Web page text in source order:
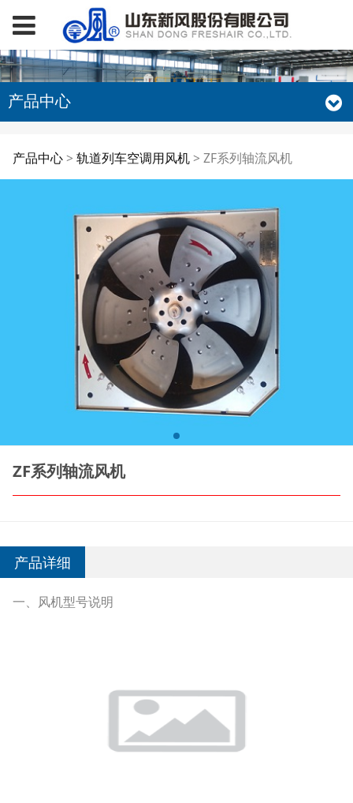
产品中心
ZF系列轴流风机
产品中心> 轨道列车空调用风机> ZF系列轴流风机
ZF系列轴流风机
产品详细
一、风机型号说明